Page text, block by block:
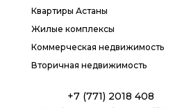
Квартиры Астаны
Жилые комплексы
Коммерческая недвижимость
Вторичная недвижимость
+7 (771) 2018 408